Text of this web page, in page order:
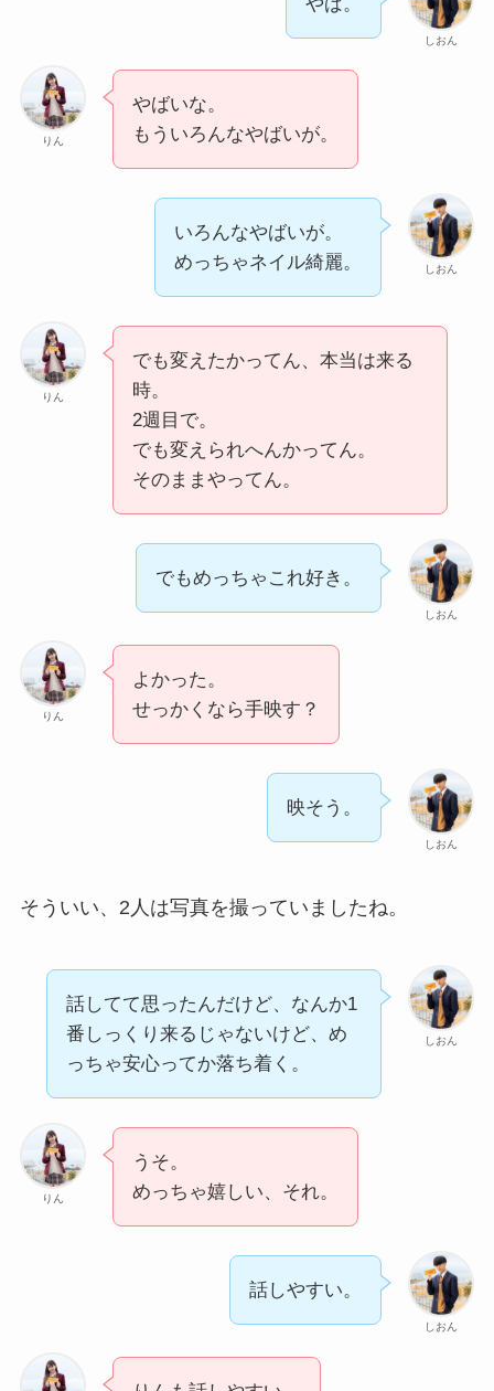
しおん
りん
やばいな。
もういろんなやばいが。
しおん
いろんなやばいが。
めっちゃネイル綺麗。
りん
でも変えたかってん、本当は来る
時。
2週目で。
でも変えられへんかってん。
そのままやってん。
しおん
でもめっちゃこれ好き。
りん
よかった。
せっかくなら手映す？
しおん
映そう。
そういい、2人は写真を撮っていましたね。
しおん
話してて思ったんだけど、なんか1
番しっくり来るじゃないけど、め
っちゃ安心ってか落ち着く。
りん
うそ。
めっちゃ嬉しい、それ。
しおん
話しやすい。